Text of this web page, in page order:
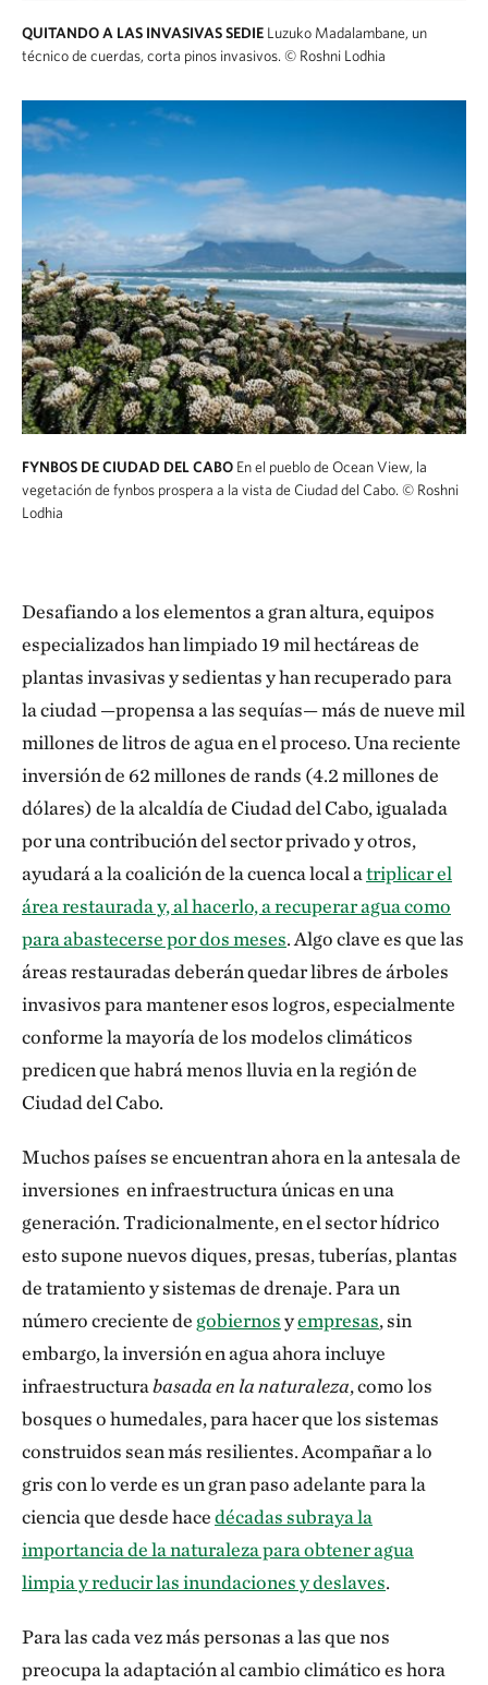
QUITANDO A LAS INVASIVAS SEDIE Luzuko Madalambane, un
técnico de cuerdas, corta pinos invasivos. © Roshni Lodhia
FYNBOS DE CIUDAD DEL CABO En el pueblo de Ocean View, la
vegetación de fynbos prospera a la vista de Ciudad del Cabo. © Roshni
Lodhia
Desafiando a los elementos a gran altura, equipos
especializados han limpiado 19 mil hectáreas de
plantas invasivas y sedientas y han recuperado para
la ciudad —propensa a las sequías— más de nueve mil
millones de litros de agua en el proceso. Una reciente
inversión de 62 millones de rands (4.2 millones de
dólares) de la alcaldía de Ciudad del Cabo, igualada
por una contribución del sector privado y otros,
ayudará a la coalición de la cuenca local atriplicar el
área restaurada y, al hacerlo, a recuperar agua como
para abastecerse por dos meses. Algo clave es que las
áreas restauradas deberán quedar libres de árboles
invasivos para mantener esos logros, especialmente
conforme la mayoría de los modelos climáticos
predicen que habrá menos lluvia en la región de
Ciudad del Cabo.
Muchos países se encuentran ahora en la antesala de
inversiones en infraestructura únicas en una
generación. Tradicionalmente, en el sector hídrico
esto supone nuevos diques, presas, tuberías, plantas
de tratamiento y sistemas de drenaje. Para un
número creciente de gobiernosyempresas, sin
embargo, la inversión en agua ahora incluye
infraestructurabasada en la naturaleza, como los
bosques o humedales, para hacer que los sistemas
construidos sean más resilientes. Acompañar a lo
gris con lo verde es un gran paso adelante para la
ciencia que desde hacedécadas subraya la
importancia de la naturaleza para obtener agua
limpia y reducir las inundaciones y deslaves.
Para las cada vez más personas a las que nos
preocupa la adaptación al cambio climático es hora